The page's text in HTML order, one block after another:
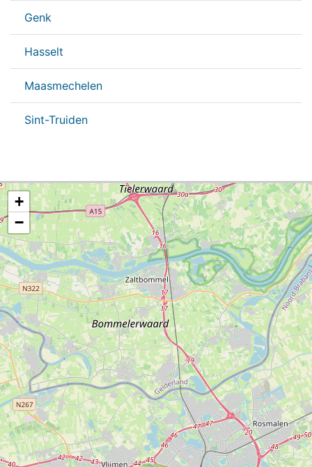
Genk
Hasselt
Maasmechelen
Sint-Truiden
+
−